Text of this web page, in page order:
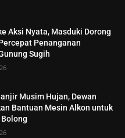
Aksi Nyata, Masduki Dorong
Penanganan
Sugih
Musim Hujan, Dewan
Bantuan Mesin Alkon untuk